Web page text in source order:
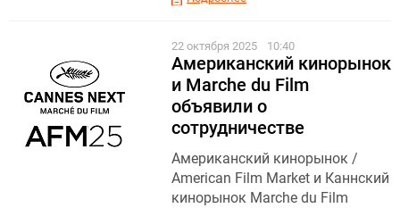
22 октября 2025 10:40
Американский кинорынок
и Marchе du Film
объявили о
сотрудничестве
Американский кинорынок /
American Film Market и Каннский
кинорынок Marchе du Film